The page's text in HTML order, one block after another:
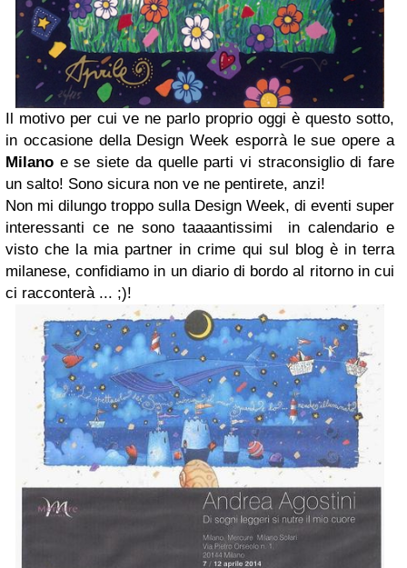
Il motivo per cui ve ne parlo proprio oggi è questo sotto,
in occasione della Design Week esporrà le sue opere a
Milano e se siete da quelle parti vi straconsiglio di fare
un salto! Sono sicura non ve ne pentirete, anzi!
Non mi dilungo troppo sulla Design Week, di eventi super
interessanti ce ne sono taaaantissimi in calendario e
visto che la mia partner in crime qui sul blog è in terra
milanese, confidiamo in un diario di bordo al ritorno in cui
ci racconterà ... ;)!